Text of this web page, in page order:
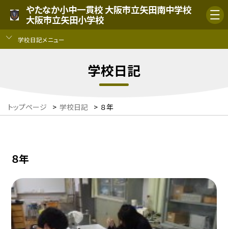
やたなか小中一貫校 大阪市立矢田南中学校
大阪市立矢田小学校
学校日記メニュー
学校日記
トップページ > 学校日記 > ８年
８年